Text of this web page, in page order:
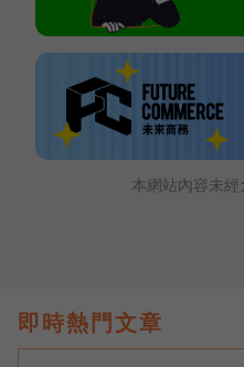
本網站內容未經
即時熱門文章